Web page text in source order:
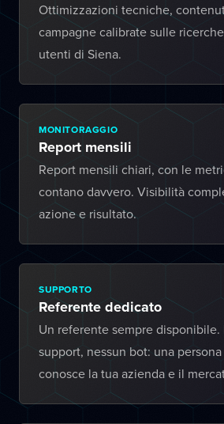
Ottimizzazioni tecniche,
campagne calibrate sulle
utenti di Siena.
MONITORAGGIO
Report mensili
Report mensili chiari, con le
contano davvero. Visibilità
azione e risultato.
SUPPORTO
Referente dedicato
Un referente sempre
support, nessun bot: una
conosce la tua azienda e il